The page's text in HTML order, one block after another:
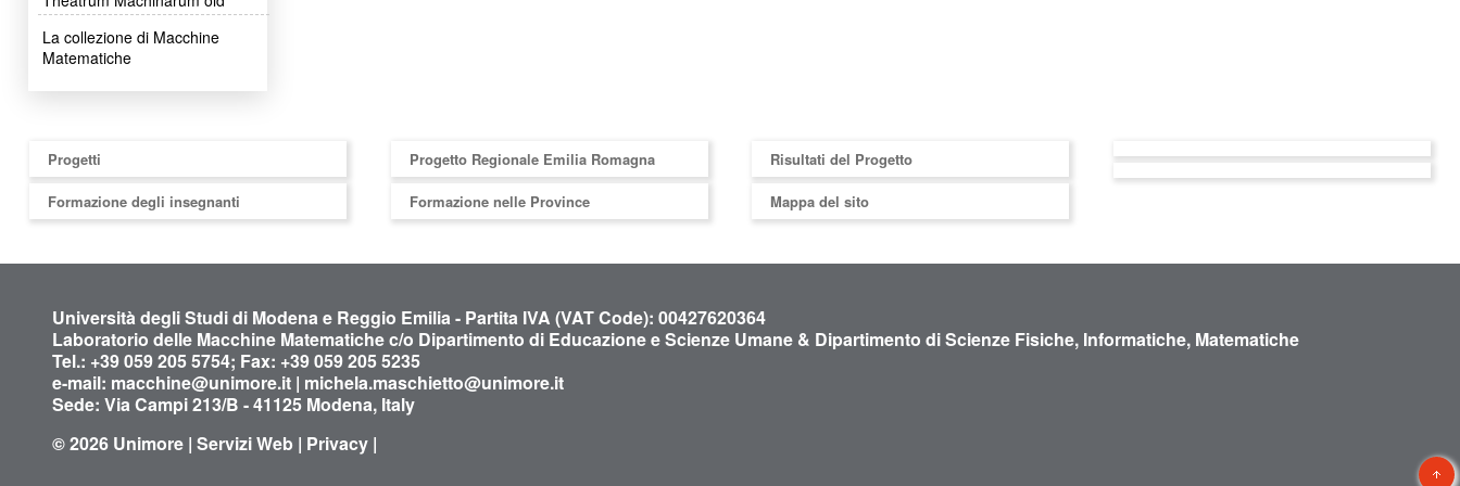
La collezione di Macchine
Matematiche
Progetti
Formazione degli insegnanti
Progetto Regionale Emilia Romagna
Formazione nelle Province
Risultati del Progetto
Mappa del sito
Università degli Studi di Modena e Reggio Emilia - Partita IVA (VAT Code): 00427620364
Laboratorio delle Macchine Matematiche c/o Dipartimento di Educazione e Scienze Umane & Dipartimento di Scienze Fisiche, Informatiche, Matematiche
Tel.: +39 059 205 5754; Fax: +39 059 205 5235
e-mail: macchine@unimore.it | michela.maschietto@unimore.it
Sede: Via Campi 213/B - 41125 Modena, Italy
© 2026 Unimore | Servizi Web | Privacy |